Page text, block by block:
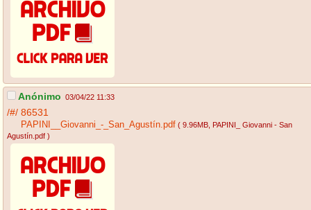
Anónimo 03/04/22 11:33
/#/ 86531
PAPINI__Giovanni_-_San_Agustín.pdf ( 9.96MB , PAPINI_ Giovanni - San
Agustín.pdf )